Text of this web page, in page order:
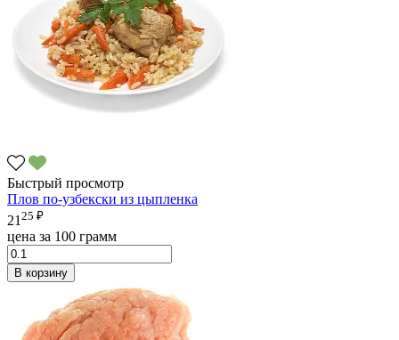
Быстрый просмотр
Плов по-узбекски из цыпленка
21 25 ₽
цена за 100 грамм
В корзину